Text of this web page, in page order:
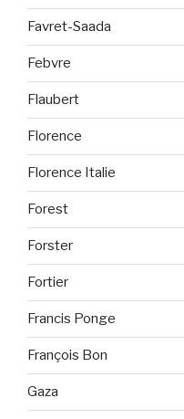
Favret-Saada
Febvre
Flaubert
Florence
Florence Italie
Forest
Forster
Fortier
Francis Ponge
François Bon
Gaza